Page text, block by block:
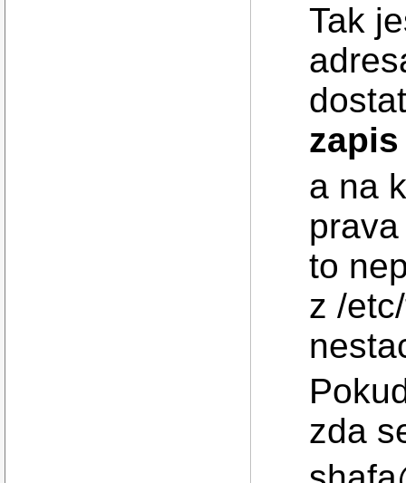
Tak
zapis
a na
to
z /
zda